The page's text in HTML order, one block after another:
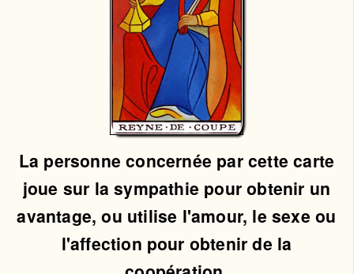
La personne concernée par cette carte
joue sur la sympathie pour obtenir un
avantage, ou utilise l'amour, le sexe ou
l'affection pour obtenir de la